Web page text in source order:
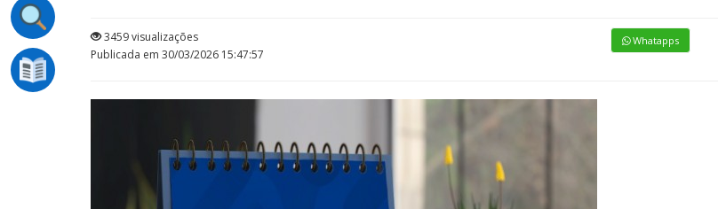
3459 visualizações
Publicada em 30/03/2026 15:47:57
Whatapps